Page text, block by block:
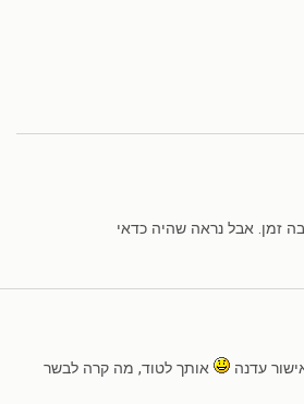
זמן. אבל נראה שהיה כדאי
עדנה
אותך לטוד, מה קרה לבשר